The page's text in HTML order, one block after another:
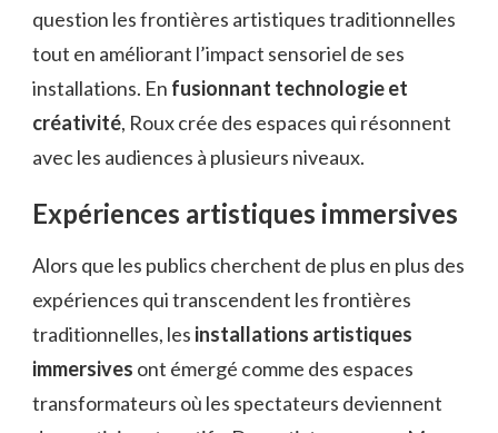
question les frontières artistiques traditionnelles
tout en améliorant l’impact sensoriel de ses
installations. En fusionnant technologie et
créativité, Roux crée des espaces qui résonnent
avec les audiences à plusieurs niveaux.
Expériences artistiques immersives
Alors que les publics cherchent de plus en plus des
expériences qui transcendent les frontières
traditionnelles, les installations artistiques
immersives ont émergé comme des espaces
transformateurs où les spectateurs deviennent